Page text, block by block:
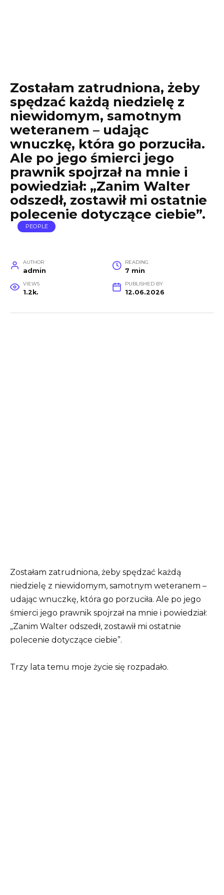
Zostałam zatrudniona, żeby
spędzać każdą niedzielę z
niewidomym, samotnym
weteranem – udając
wnuczkę, która go porzuciła.
Ale po jego śmierci jego
prawnik spojrzał na mnie i
powiedział: „Zanim Walter
odszedł, zostawił mi ostatnie
polecenie dotyczące ciebie”.
PEOPLE
AUTHOR
admin
READING
7 min
VIEWS
1.2k.
PUBLISHED BY
12.06.2026
Zostałam zatrudniona, żeby spędzać każdą
niedzielę z niewidomym, samotnym weteranem –
udając wnuczkę, która go porzuciła. Ale po jego
śmierci jego prawnik spojrzał na mnie i powiedział:
„Zanim Walter odszedł, zostawił mi ostatnie
polecenie dotyczące ciebie”.
Trzy lata temu moje życie się rozpadało.